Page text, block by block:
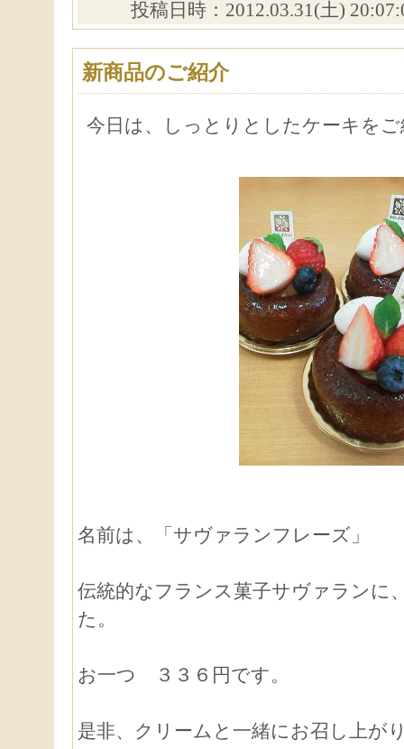
投稿日時：2012.03.31(土)
新商品のご紹介
今日は、しっとりとしたケーキを
名前は、「サヴァランフレーズ」
伝統的なフランス菓子サヴァランに
た。
お一つ ３３６円です。
是非、クリームと一緒にお召し上が